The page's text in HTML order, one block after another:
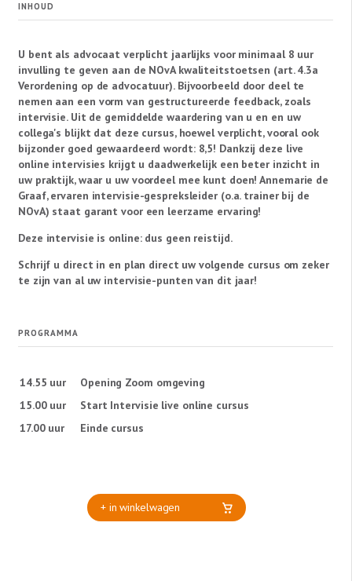
INHOUD
U bent als advocaat verplicht jaarlijks voor minimaal 8 uur
invulling te geven aan de NOvA kwaliteitstoetsen (art. 4.3a
Verordening op de advocatuur). Bijvoorbeeld door deel te
nemen aan een vorm van gestructureerde feedback, zoals
intervisie. Uit de gemiddelde waardering van u en en uw
collega's blijkt dat deze cursus, hoewel verplicht, vooral ook
bijzonder goed gewaardeerd wordt: 8,5! Dankzij deze live
online intervisies krijgt u daadwerkelijk een beter inzicht in
uw praktijk, waar u uw voordeel mee kunt doen! Annemarie de
Graaf, ervaren intervisie-gespreksleider (o.a. trainer bij de
NOvA) staat garant voor een leerzame ervaring!
Deze intervisie is online: dus geen reistijd.
Schrijf u direct in en plan direct uw volgende cursus om zeker
te zijn van al uw intervisie-punten van dit jaar!
PROGRAMMA
14.55 uur
Opening Zoom omgeving
15.00 uur
Start Intervisie live online cursus
17.00 uur
Einde cursus
+ in winkelwagen